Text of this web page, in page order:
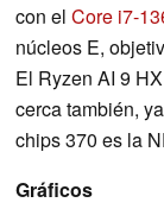
con el Core i7-
núcleos E,
El Ryzen AI 9
cerca también,
chips 370 es la
Gráficos